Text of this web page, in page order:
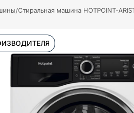
/Стиральная машина HOTPOINT-